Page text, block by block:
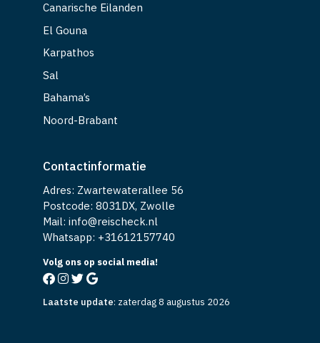
Canarische Eilanden
El Gouna
Karpathos
Sal
Bahama’s
Noord-Brabant
Contactinformatie
Adres: Zwartewaterallee 56
Postcode: 8031DX, Zwolle
Mail: info@reischeck.nl
Whatsapp: +31612157740
Volg ons op social media!
Laatste update: zaterdag 8 augustus 2026